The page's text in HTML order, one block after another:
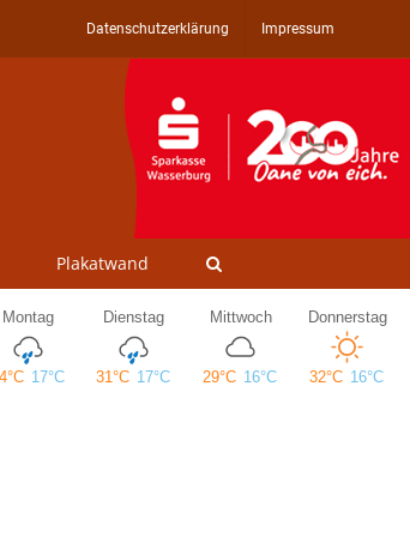
Datenschutzerklärung Impressum
Plakatwand